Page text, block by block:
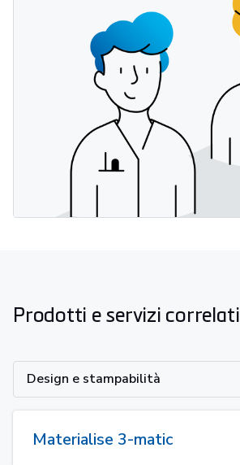
Prodotti e servizi correlati
Design e stampabilità
Materialise 3-matic